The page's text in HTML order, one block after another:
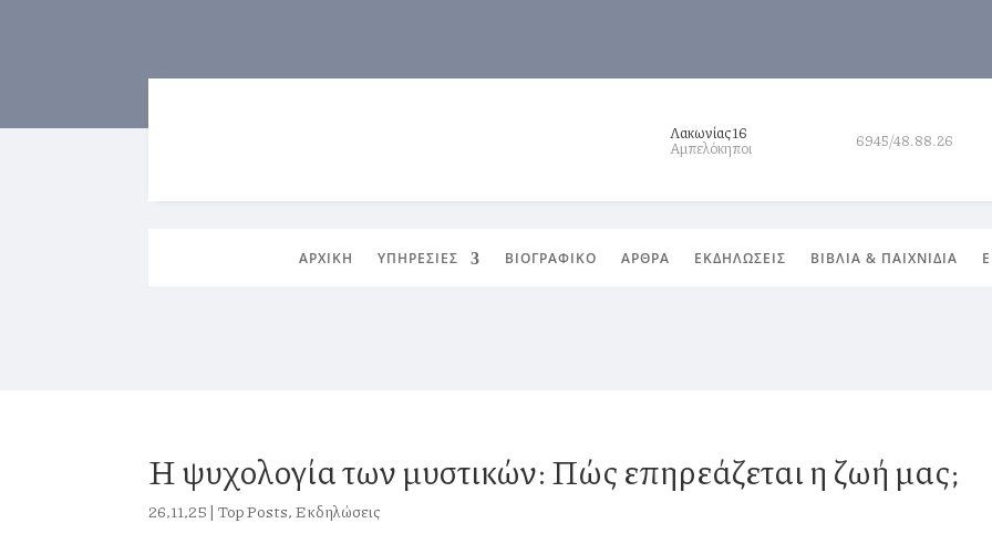
Λακωνίας 16
Αμπελόκηποι 6945/48.88.26
ΑΡΧΙΚΗ ΥΠΗΡΕΣΙΕΣ ΒΙΟΓΡΑΦΙΚΟ ΑΡΘΡΑ ΕΚΔΗΛΩΣΕΙΣ ΒΙΒΛΙΑ & ΠΑΙΧΝΙΔΙΑ
Η ψυχολογία των μυστικών: Πώς επηρεάζεται η ζωή μας;
26,11,25 | Top Posts, Εκδηλώσεις